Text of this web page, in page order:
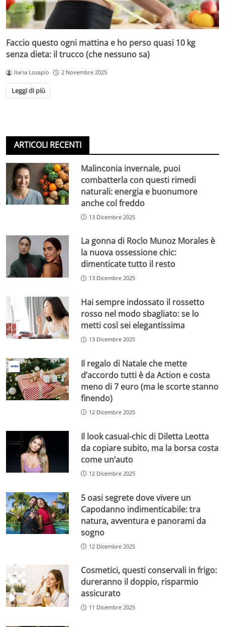
Faccio questo ogni mattina e ho perso quasi 10 kg
senza dieta: il trucco (che nessuno sa)
Ilaria Losapio 2 Novembre 2025
Leggi di più
ARTICOLI RECENTI
Malinconia invernale, puoi
combatterla con questi rimedi
naturali: energia e buonumore
anche col freddo
13 Dicembre 2025
La gonna di Rocìo Munoz Morales è
la nuova ossessione chic:
dimenticate tutto il resto
13 Dicembre 2025
Hai sempre indossato il rossetto
rosso nel modo sbagliato: se lo
metti così sei elegantissima
13 Dicembre 2025
Il regalo di Natale che mette
d’accordo tutti è da Action e costa
meno di 7 euro (ma le scorte stanno
finendo)
12 Dicembre 2025
Il look casual-chic di Diletta Leotta
da copiare subito, ma la borsa costa
come un’auto
12 Dicembre 2025
5 oasi segrete dove vivere un
Capodanno indimenticabile: tra
natura, avventura e panorami da
sogno
12 Dicembre 2025
Cosmetici, questi conservali in frigo:
dureranno il doppio, risparmio
assicurato
11 Dicembre 2025